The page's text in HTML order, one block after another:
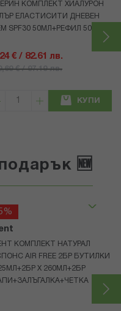
КОМПЛЕКТ ХИАЛУРОН
ЕЛАСТИСИТИ ДНЕВЕН
SPF30 50МЛ+РЕФИЛ 50МЛ
€ / 82.61 лв.
€ / 97.19 лв.
КУПИ
🆕
КОМПЛЕКТ НАТУРАЛ
AIR FREE 2БР БУТИЛКИ
Х 260МЛ+2БР